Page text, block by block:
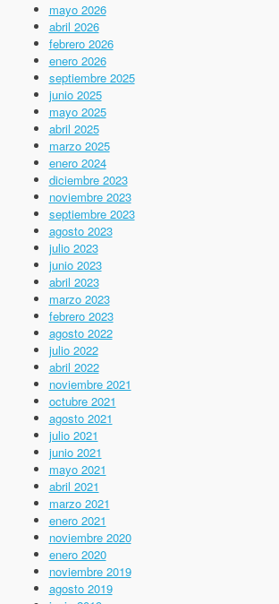
mayo 2026
abril 2026
febrero 2026
enero 2026
septiembre 2025
junio 2025
mayo 2025
abril 2025
marzo 2025
enero 2024
diciembre 2023
noviembre 2023
septiembre 2023
agosto 2023
julio 2023
junio 2023
abril 2023
marzo 2023
febrero 2023
agosto 2022
julio 2022
abril 2022
noviembre 2021
octubre 2021
agosto 2021
julio 2021
junio 2021
mayo 2021
abril 2021
marzo 2021
enero 2021
noviembre 2020
enero 2020
noviembre 2019
agosto 2019